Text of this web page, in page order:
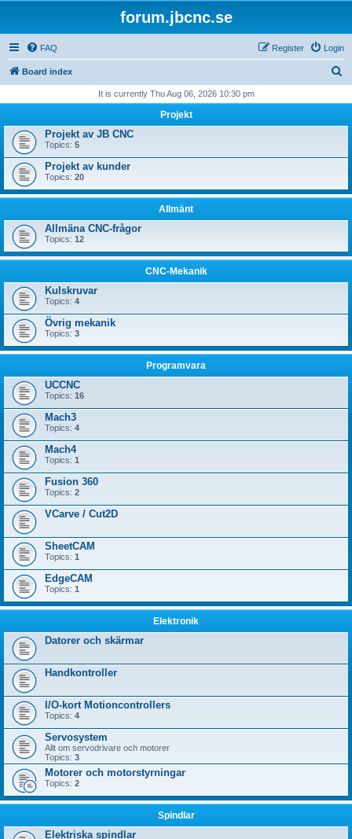
forum.jbcnc.se
FAQ Login
Register
Board index
r
It is currently Thu Aug 06, 2026 10:30 pm
Projekt
Projekt av JB CNC
Topics: 5
Projekt av kunder
Topics: 20
Allmänt
Allmäna CNC-frågor
Topics: 12
CNC-Mekanik
Kulskruvar
Topics: 4
Övrig mekanik
Topics: 3
Programvara
UCCNC
Topics: 16
Mach3
Topics: 4
Mach4
Topics: 1
Fusion 360
Topics: 2
VCarve / Cut2D
SheetCAM
Topics: 1
EdgeCAM
Topics: 1
Elektronik
Datorer och skärmar
Handkontroller
I/O-kort Motioncontrollers
Topics: 4
Servosystem
Allt om servodrivare och motorer
Topics: 3
Motorer och motorstyrningar
Topics: 2
Spindlar
Elektriska spindlar